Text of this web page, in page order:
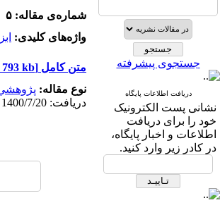
سیویلیکا
پایگاه استنادی علوم جهان
اسلام (ISC)
گوگل اسکالر
مگ ایران
جستجوی پیشرفته
دریافت اطلاعات پایگاه
نشانی پست الکترونیک
خود را برای دریافت
اطلاعات و اخبار پایگاه،
در کادر زیر وارد کنید.
شماره‌ی مقاله: ۵
واژه‌های کلیدی:
متن کامل [PDF 793 kb]
نوع مقاله:
دریافت: 1400/7/20 | پذیرش: 1400/9/3 | انتشار: 1400/12/10